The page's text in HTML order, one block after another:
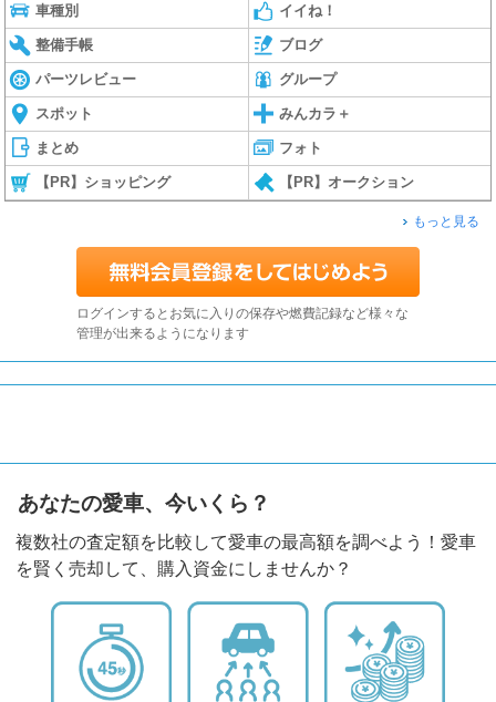
車種別 イイね！
整備手帳 ブログ
パーツレビュー グループ
スポット みんカラ＋
まとめ フォト
【PR】ショッピング 【PR】オークション
もっと見る
ログインするとお気に入りの保存や燃費記録など様々な
管理が出来るようになります
あなたの愛車、今いくら？
複数社の査定額を比較して愛車の最高額を調べよう！愛車
を賢く売却して、購入資金にしませんか？